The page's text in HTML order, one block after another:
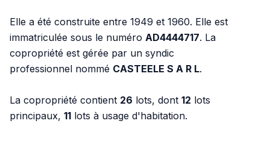
Elle a été construite entre 1949 et 1960. Elle est
immatriculée sous le numéro AD4444717. La
copropriété est gérée par un syndic
professionnel nommé CASTEELE S A R L.
La copropriété contient 26 lots, dont 12 lots
principaux, 11 lots à usage d'habitation.